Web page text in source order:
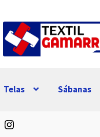
a
al
contenido
Telas Sábanas
Instagram